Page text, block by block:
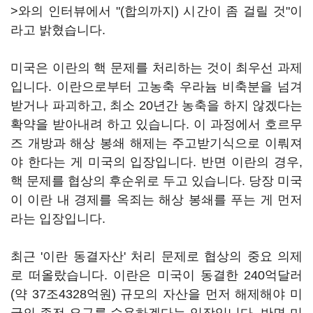
>와의 인터뷰에서 "(합의까지) 시간이 좀 걸릴 것"이
라고 밝혔습니다.
미국은 이란의 핵 문제를 처리하는 것이 최우선 과제
입니다. 이란으로부터 고농축 우라늄 비축분을 넘겨
받거나 파괴하고, 최소 20년간 농축을 하지 않겠다는
확약을 받아내려 하고 있습니다. 이 과정에서 호르무
즈 개방과 해상 봉쇄 해제는 주고받기식으로 이뤄져
야 한다는 게 미국의 입장입니다. 반면 이란의 경우,
핵 문제를 협상의 후순위로 두고 있습니다. 당장 미국
이 이란 내 경제를 옥죄는 해상 봉쇄를 푸는 게 먼저
라는 입장입니다.
최근 '이란 동결자산' 처리 문제로 협상의 중요 의제
로 떠올랐습니다. 이란은 미국이 동결한 240억달러
(약 37조4328억원) 규모의 자산을 먼저 해제해야 미